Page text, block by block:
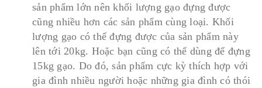
sản phẩm lớn nên khối lượng gạo đựng được
cũng nhiều hơn các sản phẩm cùng loại. Khối
lượng gạo có thể đựng được của sản phẩm này
lên tới 20kg. Hoặc bạn cũng có thể dùng để đựng
15kg gạo. Do đó, sản phẩm cực kỳ thích hợp với
gia đình nhiều người hoặc những gia đình có thói